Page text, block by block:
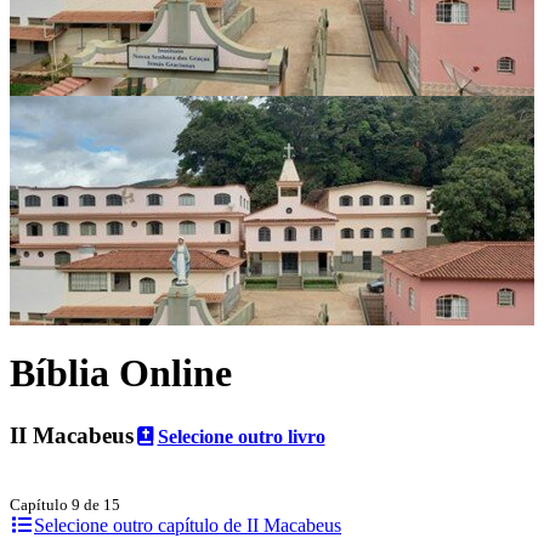
Bíblia Online
II Macabeus Selecione outro livro
Capítulo 9 de 15
Selecione outro capítulo de II Macabeus